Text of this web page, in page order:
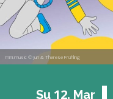
mini.music © Juri & Therese Frühling
Su 12. Mar